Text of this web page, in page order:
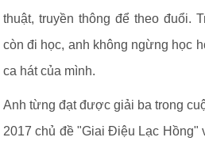
thuật, truyền thông để theo đuổi.
còn đi học, anh không ngừng học
ca hát của mình.
Anh từng đạt được giải ba trong
2017 chủ đề "Giai Điệu Lạc Hồng"